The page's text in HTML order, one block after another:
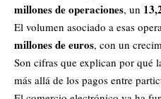
millones de operaciones, un
El volumen asociado a esas
millones de euros, con un
Son cifras que explican por qué
más allá de los pagos entre